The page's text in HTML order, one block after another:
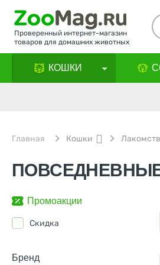
Проверенный интернет-магазин
товаров для домашних животных
КОШКИ
Главная Кошки
Промоакции
Скидка
Бренд